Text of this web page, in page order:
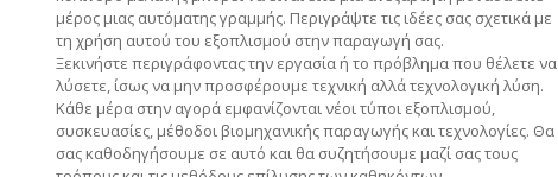
μέρος μιας αυτόματης γραμμής. Περιγράψτε τις ιδέες σας σχετικά με
τη χρήση αυτού του εξοπλισμού στην παραγωγή σας.
Ξεκινήστε περιγράφοντας την εργασία ή το πρόβλημα που θέλετε να
λύσετε, ίσως να μην προσφέρουμε τεχνική αλλά τεχνολογική λύση.
Κάθε μέρα στην αγορά εμφανίζονται νέοι τύποι εξοπλισμού,
συσκευασίες, μέθοδοι βιομηχανικής παραγωγής και τεχνολογίες. Θα
σας καθοδηγήσουμε σε αυτό και θα συζητήσουμε μαζί σας τους